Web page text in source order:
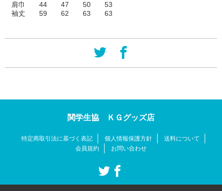
肩巾 44 47 50 53
袖丈 59 62 63 63
関学生協 ＫＧグッズ店
特定商取引法に基づく表記 個人情報保護方針
送料について
会員規約
お問い合わせ